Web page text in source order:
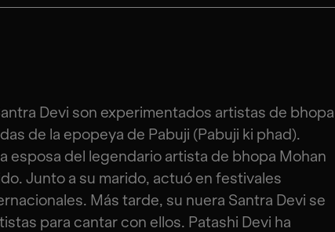
Devi son experimentados artistas de bhopa
de la epopeya de Pabuji (Pabuji ki phad).
esposa del legendario artista de bhopa Mohan
Junto a su marido, actuó en festivales
Más tarde, su nuera Santra Devi se
para cantar con ellos. Patashi Devi ha